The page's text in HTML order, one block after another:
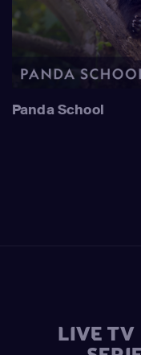
Panda School
LIVE TV